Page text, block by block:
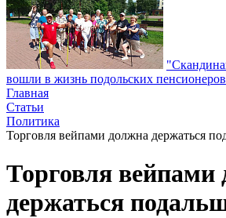
вошли в жизнь подольских пенсионеров
Главная
Статьи
Политика
Торговля вейпами должна держаться
Торговля вейпами
держаться